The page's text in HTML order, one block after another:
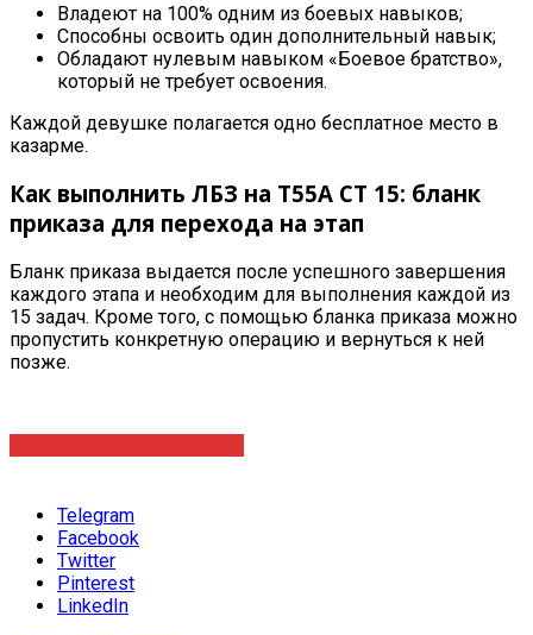
Владеют на 100% одним из боевых навыков;
Способны освоить один дополнительный навык;
Обладают нулевым навыком «Боевое братство»,
который не требует освоения.
Каждой девушке полагается одно бесплатное место в
казарме.
Как выполнить ЛБЗ на Т55А СТ 15: бланк
приказа для перехода на этап
Бланк приказа выдается после успешного завершения
каждого этапа и необходим для выполнения каждой из
15 задач. Кроме того, с помощью бланка приказа можно
пропустить конкретную операцию и вернуться к ней
позже.
Telegram
Facebook
Twitter
Pinterest
LinkedIn